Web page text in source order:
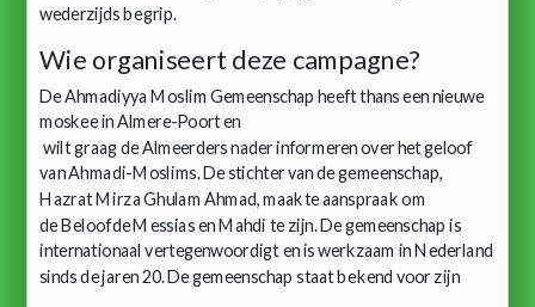
wederzijds begrip.
Wie organiseert deze campagne?
De Ahmadiyya Moslim Gemeenschap heeft thans een nieuwe
moskee in Almere-Poort en
wilt graag de Almeerders nader informeren over het geloof
van Ahmadi-Moslims. De stichter van de gemeenschap,
Hazrat Mirza Ghulam Ahmad, maakte aanspraak om
de Beloofde Messias en Mahdi te zijn. De gemeenschap is
internationaal vertegenwoordigt en is werkzaam in Nederland
sinds de jaren 20. De gemeenschap staat bekend voor zijn